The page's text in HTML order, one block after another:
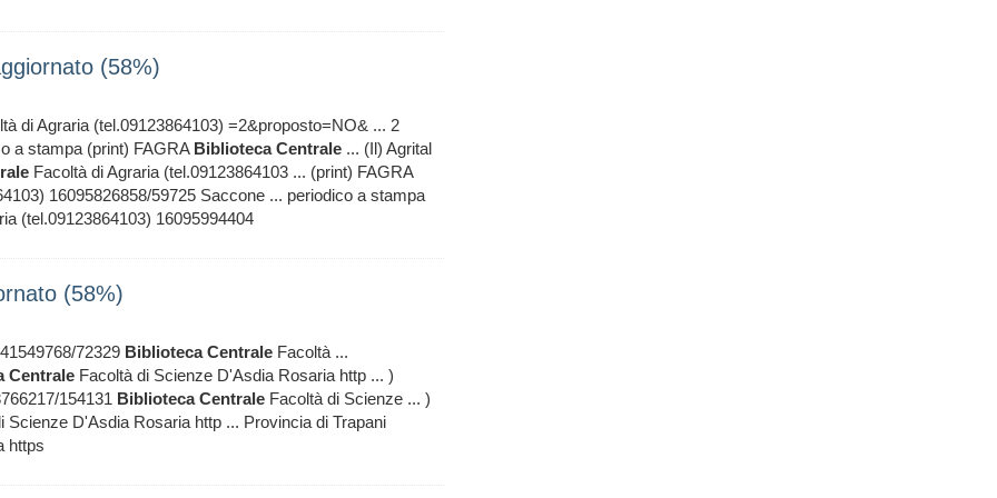
(58%)
di Agraria (tel.09123864103) =2&proposto=NO& ... 2
a stampa (print) FAGRA Biblioteca Centrale ... (Il) Agrital
Facoltà di Agraria (tel.09123864103 ... (print) FAGRA
16095826858/59725 Saccone ... periodico a stampa
(tel.09123864103) 16095994404
(58%)
72329 Biblioteca Centrale Facoltà ...
Centrale Facoltà di Scienze D'Asdia Rosaria http ... )
154131 Biblioteca Centrale Facoltà di Scienze ... )
Scienze D'Asdia Rosaria http ... Provincia di Trapani
https